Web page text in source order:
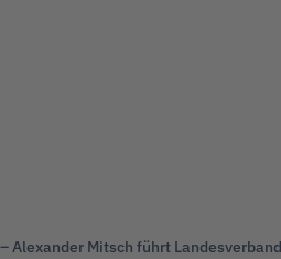
Alexander Mitsch führt Landesverband